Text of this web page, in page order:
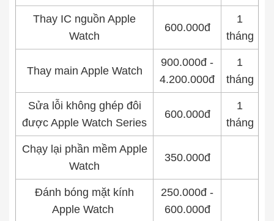
Thay IC nguồn Apple
Watch
600.000đ
1
tháng
Thay main Apple Watch
900.000đ -
4.200.000đ
1
tháng
Sửa lỗi không ghép đôi
được Apple Watch Series
600.000đ
1
tháng
Chạy lại phần mềm Apple
Watch
350.000đ
Đánh bóng mặt kính
Apple Watch
250.000đ -
600.000đ